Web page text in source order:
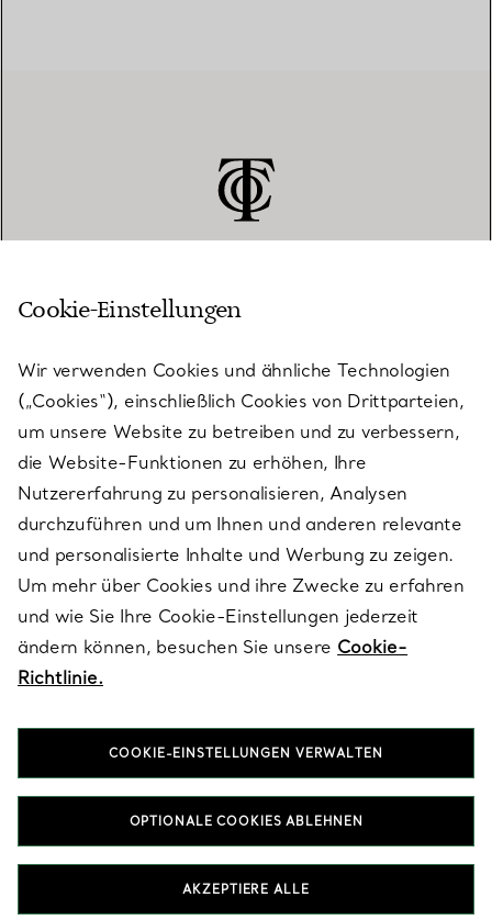
KUNDENSERVICE
SERVICES
ÜBER TIFFANY & CO.
RECHTLICHE HINWEISE
FOLGEN SIE UNS
T&Co. 2026
Cookie-Einstellungen
Wir verwenden Cookies und ähnliche Technologien
(„Cookies“), einschließlich Cookies von Drittparteien,
um unsere Website zu betreiben und zu verbessern,
die Website-Funktionen zu erhöhen, Ihre
Nutzererfahrung zu personalisieren, Analysen
durchzuführen und um Ihnen und anderen relevante
und personalisierte Inhalte und Werbung zu zeigen.
Um mehr über Cookies und ihre Zwecke zu erfahren
und wie Sie Ihre Cookie-Einstellungen jederzeit
ändern können, besuchen Sie unsere Cookie-
Richtlinie.
COOKIE-EINSTELLUNGEN VERWALTEN
OPTIONALE COOKIES ABLEHNEN
AKZEPTIERE ALLE